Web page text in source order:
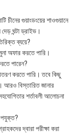
গুয়াংডংয়ের শাওগুয়ানে
ঘন্টা ড্রাইভ।
ব্যয়ে?
অফার করতে পারি।
পারেন?
করতে পারি। তবে কিছু
আরও বিস্তারিত জানার
শর্তাবলী আলোচনা
দ্বারা পরীক্ষা করা